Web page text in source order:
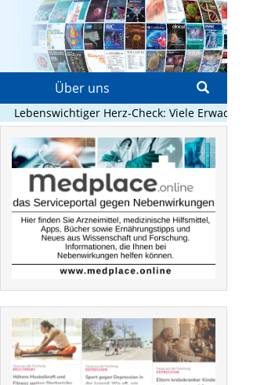
Über uns
Lebenswichtiger Herz-Check: Viele Erwachsene